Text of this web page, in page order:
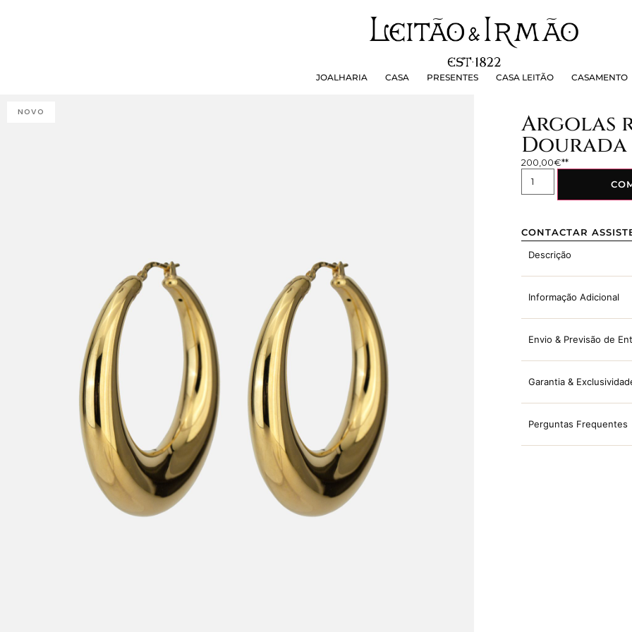
JOALHARIA CASA PRESENTES CASA LEITÃO CASAMENTO
PRESENTES CASA LEITÃO
NOVO Argolas
Dourada
200,00€
CONTACTAR
Descrição
Informação Adicional
Envio & Previsão de
Garantia &
Perguntas Frequentes